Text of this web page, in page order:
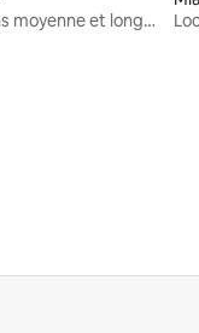
Locations moyenne et longue durée